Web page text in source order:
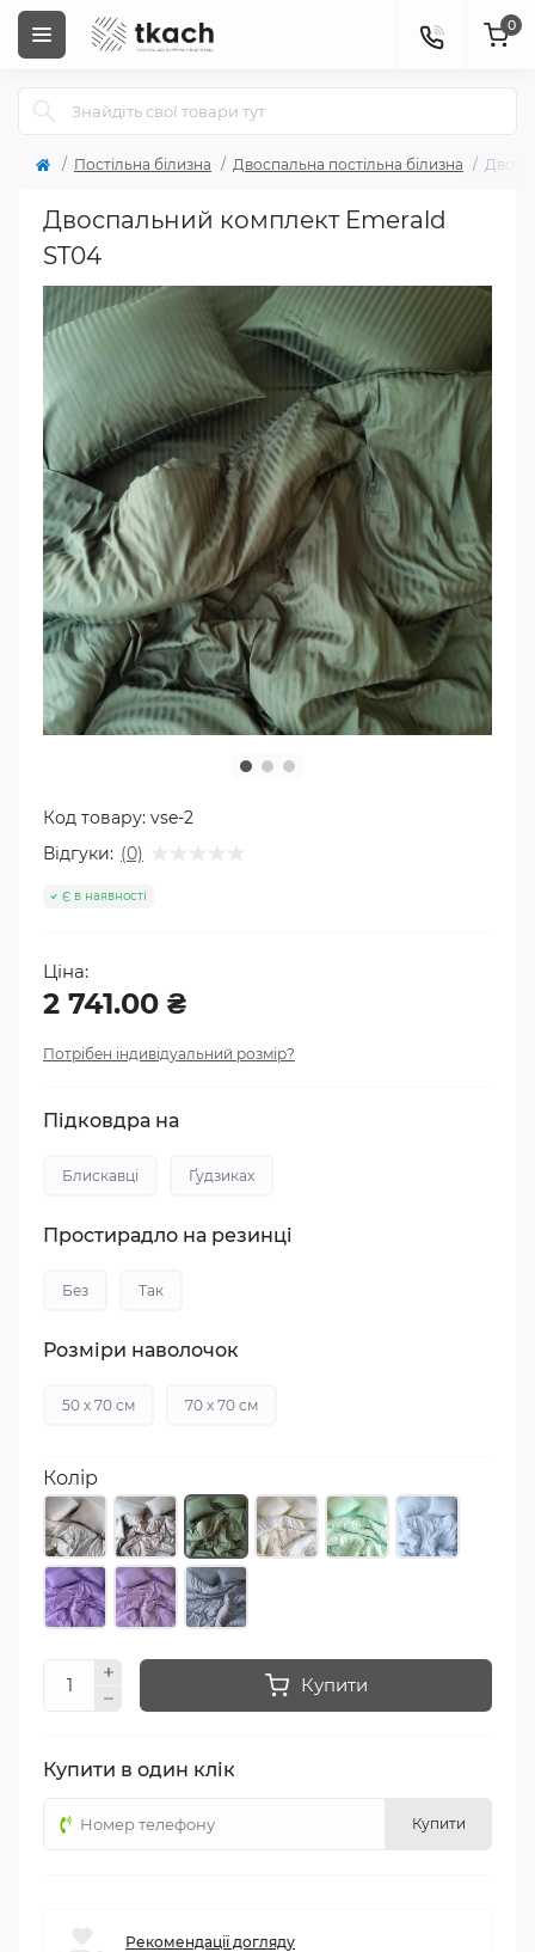
0
Постільна білизна Двоспальна постільна білизна
Двоспальний комплект Emerald
ST04
Код товару: vse-2
Відгуки: (0)
Є в наявності
Ціна:
2 741.00 ₴
Потрібен індивідуальний розмір?
Підковдра на
Блискавці Ґудзиках
Простирадло на резинці
Без Так
Розміри наволочок
50 х 70 см 70 х 70 см
Колір
Купити
Купити в один клік
Купити
Рекомендації догляду